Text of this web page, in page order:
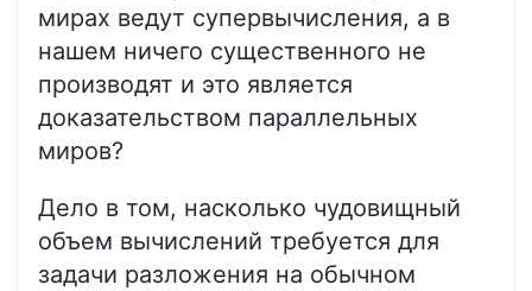
мирах ведут супервычисления, а в
нашем ничего существенного не
производят и это является
доказательством параллельных
миров?
Дело в том, насколько чудовищный
объем вычислений требуется для
задачи разложения на обычном